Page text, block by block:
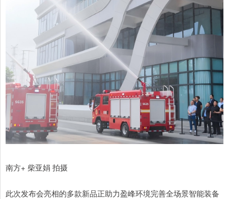
南方+ 柴亚娟 拍摄
此次发布会亮相的多款新品正助力盈峰环境完善全场景智能装备